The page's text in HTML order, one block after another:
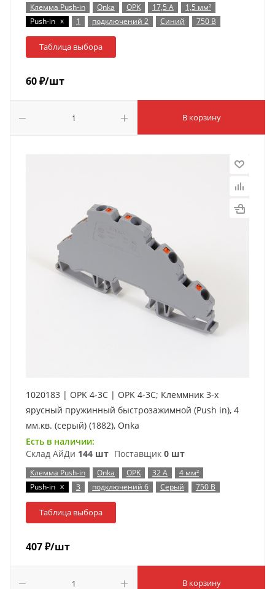
Клемма Push-in Onka OPK 17,5 А
1,5 мм²
Push-in x 1 подключений 2 Синий 750 В
Таблица выбора
60₽/шт
В корзину
1020183 | OPK 4-3C | OPK 4-3C; Клеммник 3-х
ярусный пружинный быстрозажимной (Push in), 4
мм.кв. (серый) (1882), Onka
Есть в наличии:
Склад АйДи 144 шт Поставщик 0 шт
Клемма Push-in Onka OPK 32 А
4 мм²
Push-in x 3 подключений 6 Серый 750 В
Таблица выбора
407₽/шт
В корзину